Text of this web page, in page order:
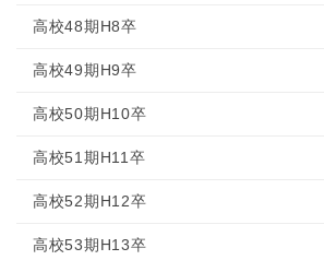
高校48期H8卒
高校49期H9卒
高校50期H10卒
高校51期H11卒
高校52期H12卒
高校53期H13卒